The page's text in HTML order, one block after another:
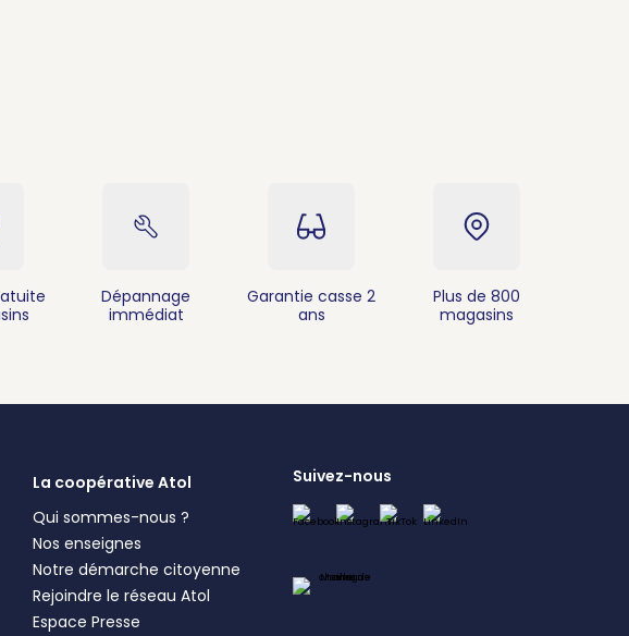
Dépannage
immédiat
Garantie casse 2
ans
Plus de 800
magasins
La coopérative Atol
Qui sommes-nous ?
Nos enseignes
Notre démarche citoyenne
Rejoindre le réseau Atol
Espace Presse
Suivez-nous